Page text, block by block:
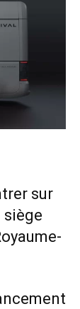
sur
siège